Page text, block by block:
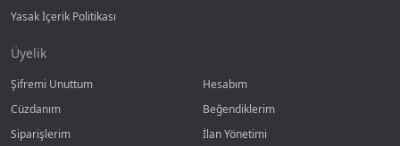
Yasak İçerik Politikası
Üyelik
Şifremi Unuttum
Hesabım
Cüzdanım
Beğendiklerim
Siparişlerim
İlan Yönetimi